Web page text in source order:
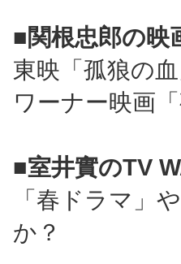
■関根忠郎の映
東映「孤狼の
ワーナー映画
■室井實のTV
「春ドラマ」
か？